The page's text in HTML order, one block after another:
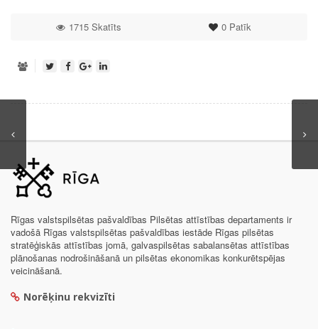
0Patīk
1715 Skatīts
Rīgas valstspilsētas pašvaldības Pilsētas attīstības departaments ir
vadošā Rīgas valstspilsētas pašvaldības iestāde Rīgas pilsētas
stratēģiskās attīstības jomā, galvaspilsētas sabalansētas attīstības
plānošanas nodrošināšanā un pilsētas ekonomikas konkurētspējas
veicināšanā.
Norēķinu rekvizīti